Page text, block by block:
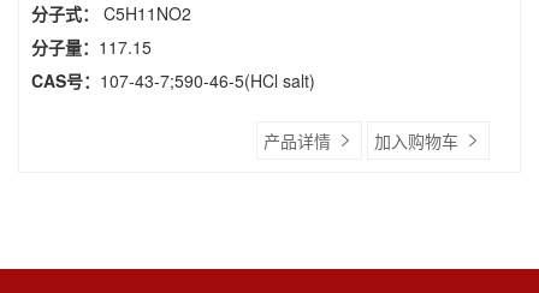
分子式： C5H11NO2
分子量： 117.15
CAS号： 107-43-7;590-46-5(HCl salt)
产品详情 加入购物车